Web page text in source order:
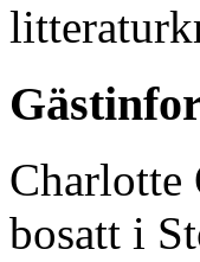
Charlotte
bosatt i